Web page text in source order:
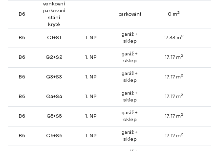
B6
venkovní
parkovací
stání
kryté
parkování 0 m2
B6 G1+S1 1. NP
garáž +
sklep
17.33 m2
B6 G2+S2 1. NP
garáž +
sklep
17.17 m2
B6 G3+S3 1. NP
garáž +
sklep
17.17 m2
B6 G4+S4 1. NP
garáž +
sklep
17.17 m2
B6 G5+S5 1. NP
garáž +
sklep
17.17 m2
B6 G6+S6 1. NP
garáž +
sklep
17.17 m2